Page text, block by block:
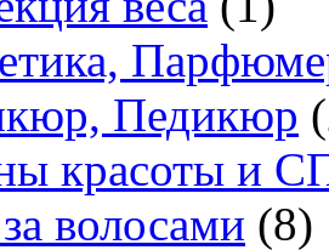
Педикюр
красоты и
волосами (8)